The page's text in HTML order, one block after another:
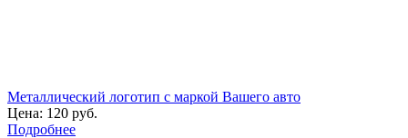
Металлический логотип с маркой Вашего авто
Цена: 120 руб.
Подробнее